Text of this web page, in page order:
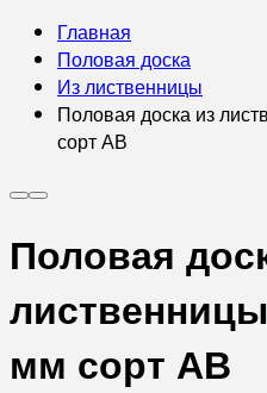
Главная
Половая доска
Из лиственницы
Половая доска из
сорт АВ
Половая
мм сорт АВ